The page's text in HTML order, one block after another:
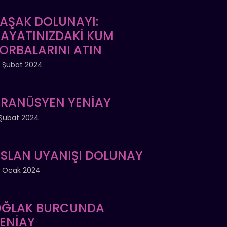
DOLUNAYI:
KUM
ATIN
Şubat 2024
YENİAY
2024
UYANIŞI DOLUNAY
Ocak 2024
BURCUNDA